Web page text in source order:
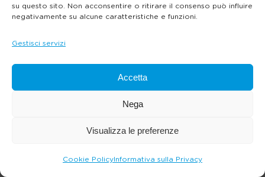
su questo sito. Non acconsentire o ritirare il consenso può influire
negativamente su alcune caratteristiche e funzioni.
Gestisci servizi
Accetta
Nega
Visualizza le preferenze
Cookie PolicyInformativa sulla Privacy